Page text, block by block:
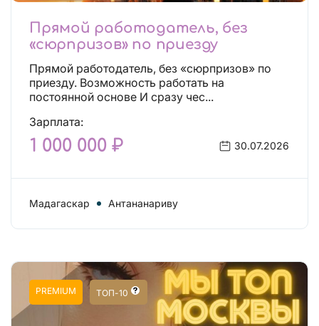
Прямой работодатель, без
«сюрпризов» по приезду
Прямой работодатель, без «сюрпризов» по
приезду. Возможность работать на
постоянной основе И сразу чес...
Зарплата:
1 000 000 ₽ 30.07.2026
Мадагаскар Антананариву
PREMIUM ТОП-10